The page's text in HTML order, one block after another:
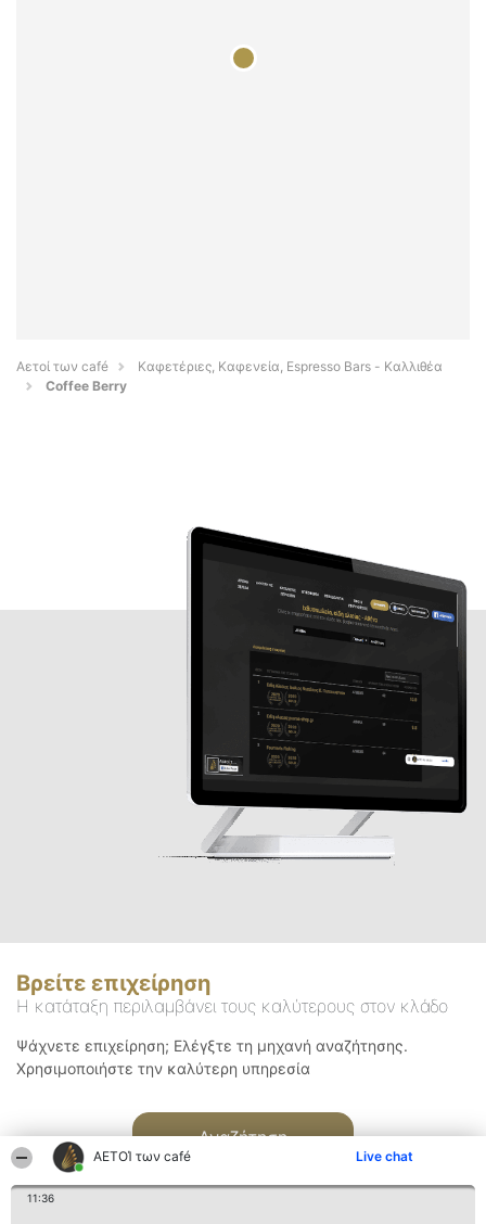
ΑΕΤΟΊ των café Live chat
11:36
Αετοί των café
Καφετέριες, Καφενεία, Espresso Bars - Καλλιθέα
Coffee Berry
Βρείτε επιχείρηση
Η κατάταξη περιλαμβάνει τους καλύτερους στον κλάδο
Ψάχνετε επιχείρηση; Ελέγξτε τη μηχανή αναζήτησης.
Χρησιμοποιήστε την καλύτερη υπηρεσία
Αναζήτηση